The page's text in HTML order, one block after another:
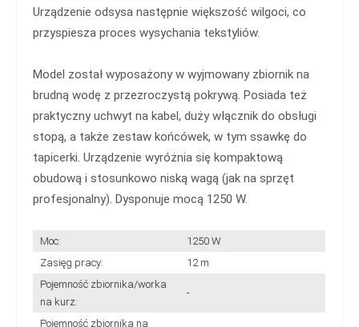
Urządzenie odsysa następnie większość wilgoci, co
przyspiesza proces wysychania tekstyliów.
Model został wyposażony w wyjmowany zbiornik na
brudną wodę z przezroczystą pokrywą. Posiada też
praktyczny uchwyt na kabel, duży włącznik do obsługi
stopą, a także zestaw końcówek, w tym ssawkę do
tapicerki. Urządzenie wyróżnia się kompaktową
obudową i stosunkowo niską wagą (jak na sprzęt
profesjonalny). Dysponuje mocą 1250 W.
Moc:
1250 W
Zasięg pracy:
12 m
Pojemność zbiornika/worka
na kurz:
-
Pojemność zbiornika na